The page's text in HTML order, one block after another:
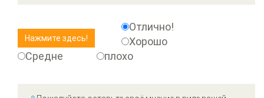
Отлично!
Хорошо
Средне
плохо